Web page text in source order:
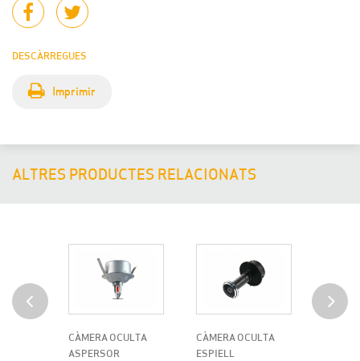
DESCÀRREGUES
Imprimir
ALTRES PRODUCTES RELACIONATS
CÀMERA OCULTA
ASPERSOR
CÀMERA OCULTA
ESPIELL